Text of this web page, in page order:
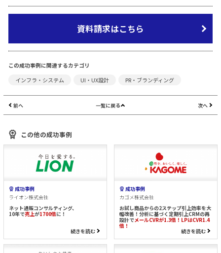
資料請求はこちら
この成功事例に関連するカテゴリ
インフラ・システム
UI・UX設計 PR・ブランディング
前へ 一覧に戻る 次へ
この他の成功事例
成功事例
ライオン株式会社
ネット通販コンサルティング、
10年で売上が1700倍に！
続きを読む
成功事例
カゴメ株式会社
お試し商品からの2ステップ引上効率を大
幅改善！分析に基づく定期引上CRMの再
設計でメールCVRが1.3倍！LPはCVR1.4
倍！
続きを読む